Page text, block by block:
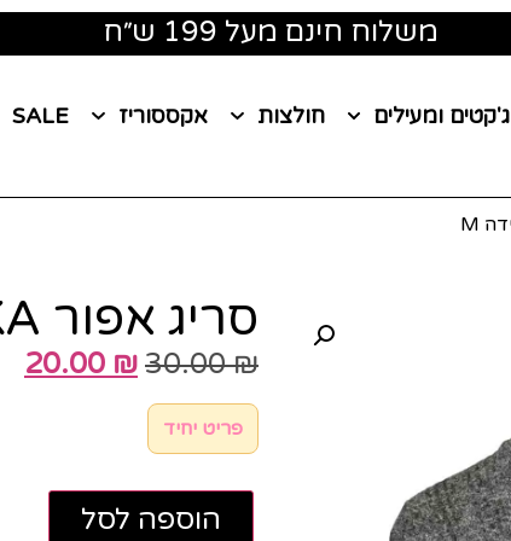
משלוח חינם מעל 199 ש״ח
ג'קטים ומעילים חולצות אקססוריז SALE
סריג אפור BERSHKA מידה M
30.00₪
20.00 ₪
פריט יחיד
הוספה לסל